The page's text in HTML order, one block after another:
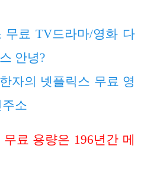
무료 TV드라마/영화 다
안녕?
자의 넷플릭스 무료 영
소
료 용량은 196년간 메